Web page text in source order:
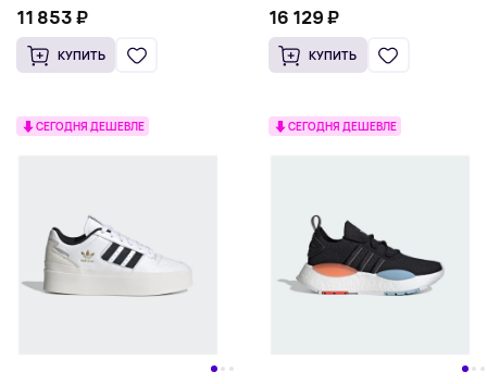
11 853 ₽
КУПИТЬ
16 129 ₽
КУПИТЬ
СЕГОДНЯ ДЕШЕВЛЕ СЕГОДНЯ ДЕШЕВЛЕ